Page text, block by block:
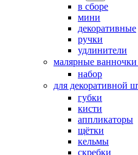
в сборе
мини
декоративные
ручки
удлинители
малярные ванночки
набор
для декоративной
губки
кисти
аппликаторы
щётки
кельмы
скребки